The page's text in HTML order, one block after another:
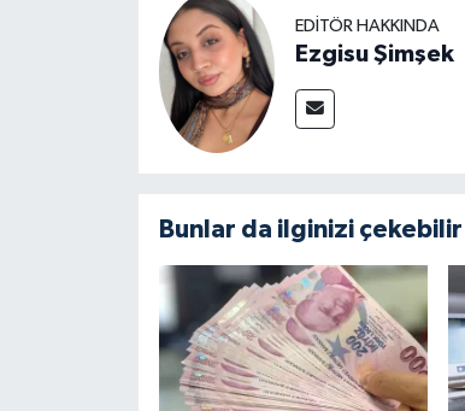
EDITÖR HAKKINDA
Ezgisu Şimşek
Bunlar da ilginizi çekebilir